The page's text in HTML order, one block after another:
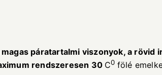
páratartalmi viszonyok, a rövid
rendszeresen 30 C0 fölé